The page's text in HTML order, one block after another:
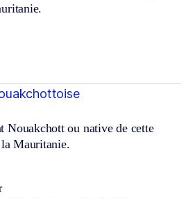
Nouakchott ou native de cette
Mauritanie.